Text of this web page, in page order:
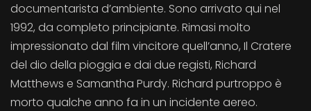
documentarista d’ambiente. Sono arrivato qui nel
1992, da completo principiante. Rimasi molto
impressionato dal film vincitore quell’anno, Il Cratere
del dio della pioggia e dai due registi, Richard
Matthews e Samantha Purdy. Richard purtroppo è
morto qualche anno fa in un incidente aereo.